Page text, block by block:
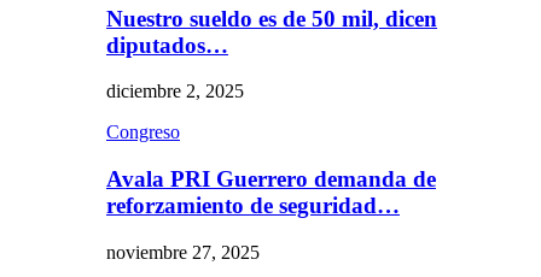
Nuestro sueldo es de 50 mil, dicen
diputados…
diciembre 2, 2025
Congreso
Avala PRI Guerrero demanda de
reforzamiento de seguridad…
noviembre 27, 2025